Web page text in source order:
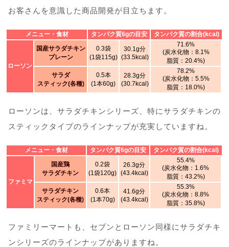
お客さんを意識した商品開発が目立ちます。
メニュー・食材 タンパク質6gの目安 タンパク質の割合(kcal)
ローソン
国産サラダチキン
プレーン
0.3袋
(1袋115g)
30.1g分
(33.5kcal)
71.6%
(炭水化物：8.1%
脂質：20.4%)
サラダ
スティック(各種)
0.5本
(1本60g)
28.3g分
(30.7kcal)
78.2%
(炭水化物：5.5%
脂質：18.0%)
ローソンは、サラダチキンシリーズ、特にサラダチキンの
スティックタイプのラインナップが充実していますね。
メニュー・食材 タンパク質6gの目安 タンパク質の割合(kcal)
ファミマ
国産鶏
サラダチキン
0.2袋
(1袋120g)
26.3g分
(43.4kcal)
55.4%
(炭水化物：1.6%
脂質：43.2%)
サラダチキン
スティック(各種)
0.6本
(1本70g)
41.6g分
(43.4kcal)
55.3%
(炭水化物：8.8%
脂質：35.8%)
ファミリーマートも、セブンとローソン同様にサラダチキ
ンシリーズのラインナップがありますね。